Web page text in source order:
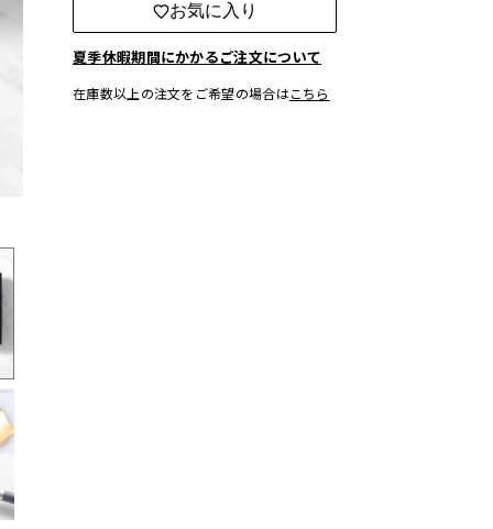
お気に入り
夏季休暇期間にかかるご注文について
在庫数以上の注文をご希望の場合はこちら